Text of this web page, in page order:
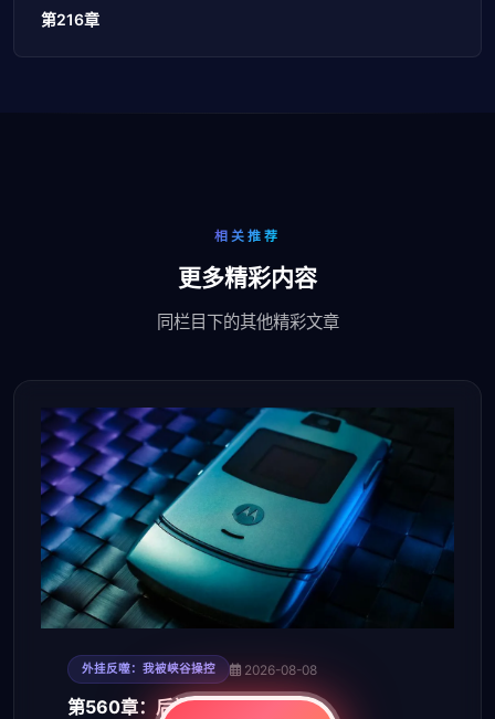
第216章
相关推荐
更多精彩内容
同栏目下的其他精彩文章
外挂反噬：我被峡谷操控 2026-08-08
第560章：后门